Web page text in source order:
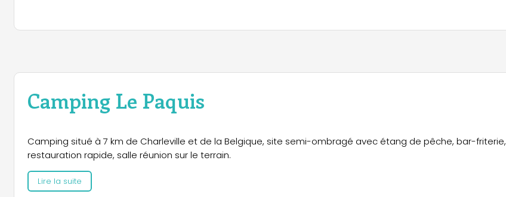
Camping Le Paquis
Camping situé à 7 km de Charleville et de la Belgique, site semi-ombragé avec étang de pêche, bar-friterie,
restauration rapide, salle réunion sur le terrain.
Lire la suite